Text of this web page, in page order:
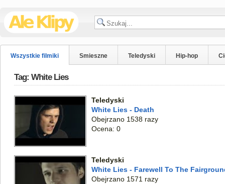
Wszystkie filmiki Smieszne Teledyski Hip-hop
Tag: White Lies
Teledyski
White Lies - Death
Obejrzano 1538 razy
Ocena: 0
Teledyski
White Lies - Farewell To The
Obejrzano 1571 razy